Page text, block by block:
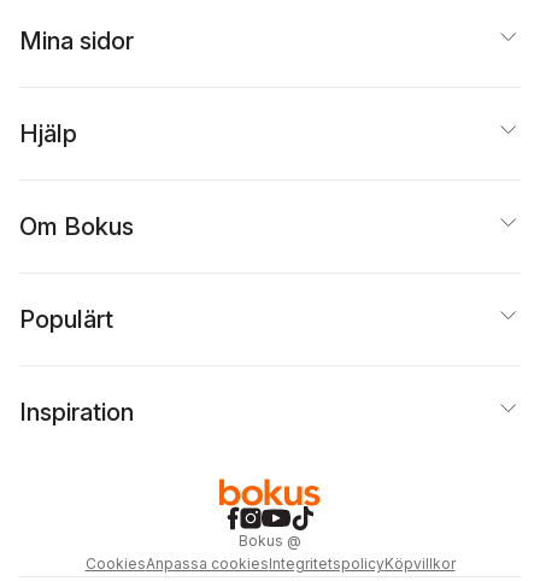
Mina sidor
Hjälp
Om Bokus
Populärt
Inspiration
Bokus @
CookiesAnpassa cookiesIntegritetspolicyKöpvillkor